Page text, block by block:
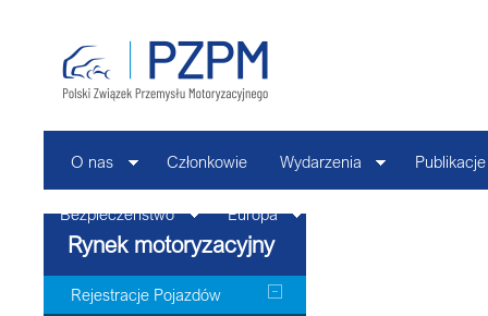
O nas Członkowie Wydarzenia Publikacje
Bezpieczeństwo Europa
Rynek motoryzacyjny
Rejestracje Pojazdów